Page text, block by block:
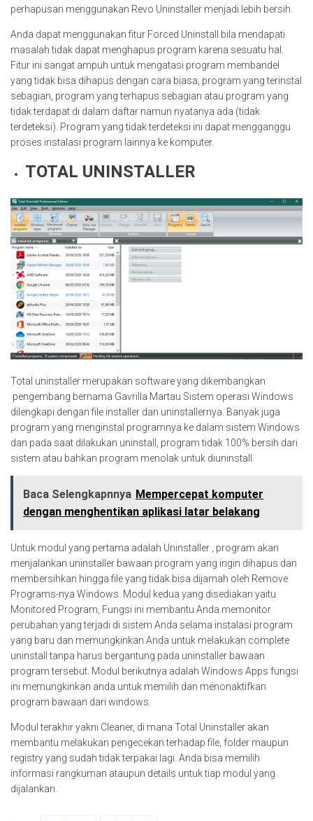
perhapusan menggunakan Revo Uninstaller menjadi lebih bersih.
Anda dapat menggunakan fitur Forced Uninstall bila mendapati
masalah tidak dapat menghapus program karena sesuatu hal.
Fitur ini sangat ampuh untuk mengatasi program membandel
yang tidak bisa dihapus dengan cara biasa, program yang terinstal
sebagian, program yang terhapus sebagian atau program yang
tidak terdapat di dalam daftar namun nyatanya ada (tidak
terdeteksi). Program yang tidak terdeteksi ini dapat mengganggu
proses instalasi program lainnya ke komputer.
TOTAL UNINSTALLER
Total uninstaller merupakan software yang dikembangkan
pengembang bernama Gavrilla Martau Sistem operasi Windows
dilengkapi dengan file installer dan uninstallernya. Banyak juga
program yang menginstal programnya ke dalam sistem Windows
dan pada saat dilakukan uninstall, program tidak 100% bersih dari
sistem atau bahkan program menolak untuk diuninstall.
Baca Selengkapnnya Mempercepat komputer
dengan menghentikan aplikasi latar belakang
Untuk modul yang pertama adalah Uninstaller , program akan
menjalankan uninstaller bawaan program yang ingin dihapus dan
membersihkan hingga file yang tidak bisa dijamah oleh Remove
Programs-nya Windows. Modul kedua yang disediakan yaitu
Monitored Program, Fungsi ini membantu Anda memonitor
perubahan yang terjadi di sistem Anda selama instalasi program
yang baru dan memungkinkan Anda untuk melakukan complete
uninstall tanpa harus bergantung pada uninstaller bawaan
program tersebut. Modul berikutnya adalah Windows Apps fungsi
ini memungkinkan anda untuk memilih dan menonaktifkan
program bawaan dari windows.
Modul terakhir yakni Cleaner, di mana Total Uninstaller akan
membantu melakukan pengecekan terhadap file, folder maupun
registry yang sudah tidak terpakai lagi. Anda bisa memilih
informasi rangkuman ataupun details untuk tiap modul yang
dijalankan.